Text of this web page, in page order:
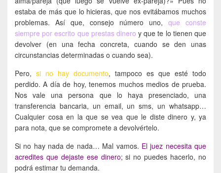
estaba de más que lo hicieras, que nos evitábamos muchos
problemas. Así que, consejo número uno, que conste
siempre por escrito que prestas dinero y que te lo tienen que
devolver (en una fecha concreta, cuando se den unas
circunstancias determinadas o cuando sea).
Pero, si no hay documento, tampoco es que esté todo
perdido. A día de hoy, tenemos muchos medios de prueba.
Nos vale una persona que lo haya presenciado, una
transferencia bancaria, un email, un sms, un whatsapp…
Cualquier cosa en la que se vea que le diste dinero y, ya
para nota, que se compromete a devolvértelo.
Si no hay nada de nada… Mal vamos. El juez necesita que
acredites que dejaste ese dinero; si no puedes hacerlo, no
podrá estimar tu demanda.